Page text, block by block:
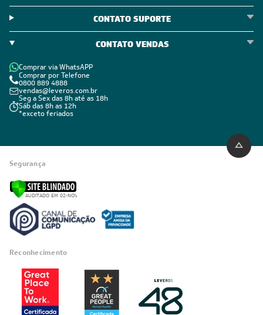
CONTATO SUPORTE
CONTATO VENDAS
Comprar via WhatsAPP
Comprar por Telefone
0800 889 4888
vendas@leveros.com.br
Seg a Sex das 8h até as 18h
Sáb das 8h as 12h
*exceto feriados
Segurança
Reconhecimento